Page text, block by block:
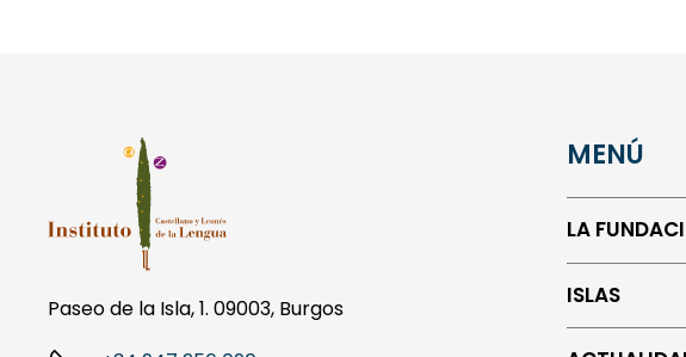
Paseo de la Isla, 1. 09003, Burgos
MENÚ
LA
ISLAS